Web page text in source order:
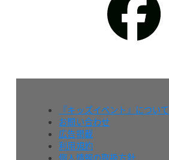
『キッズイベント』について
お問い合わせ
広告掲載
利用規約